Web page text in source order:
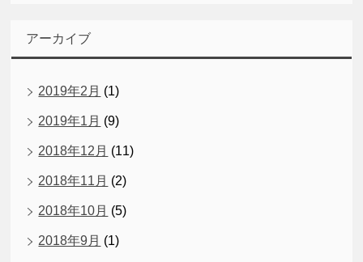
アーカイブ
2019年2月 (1)
2019年1月 (9)
2018年12月 (11)
2018年11月 (2)
2018年10月 (5)
2018年9月 (1)